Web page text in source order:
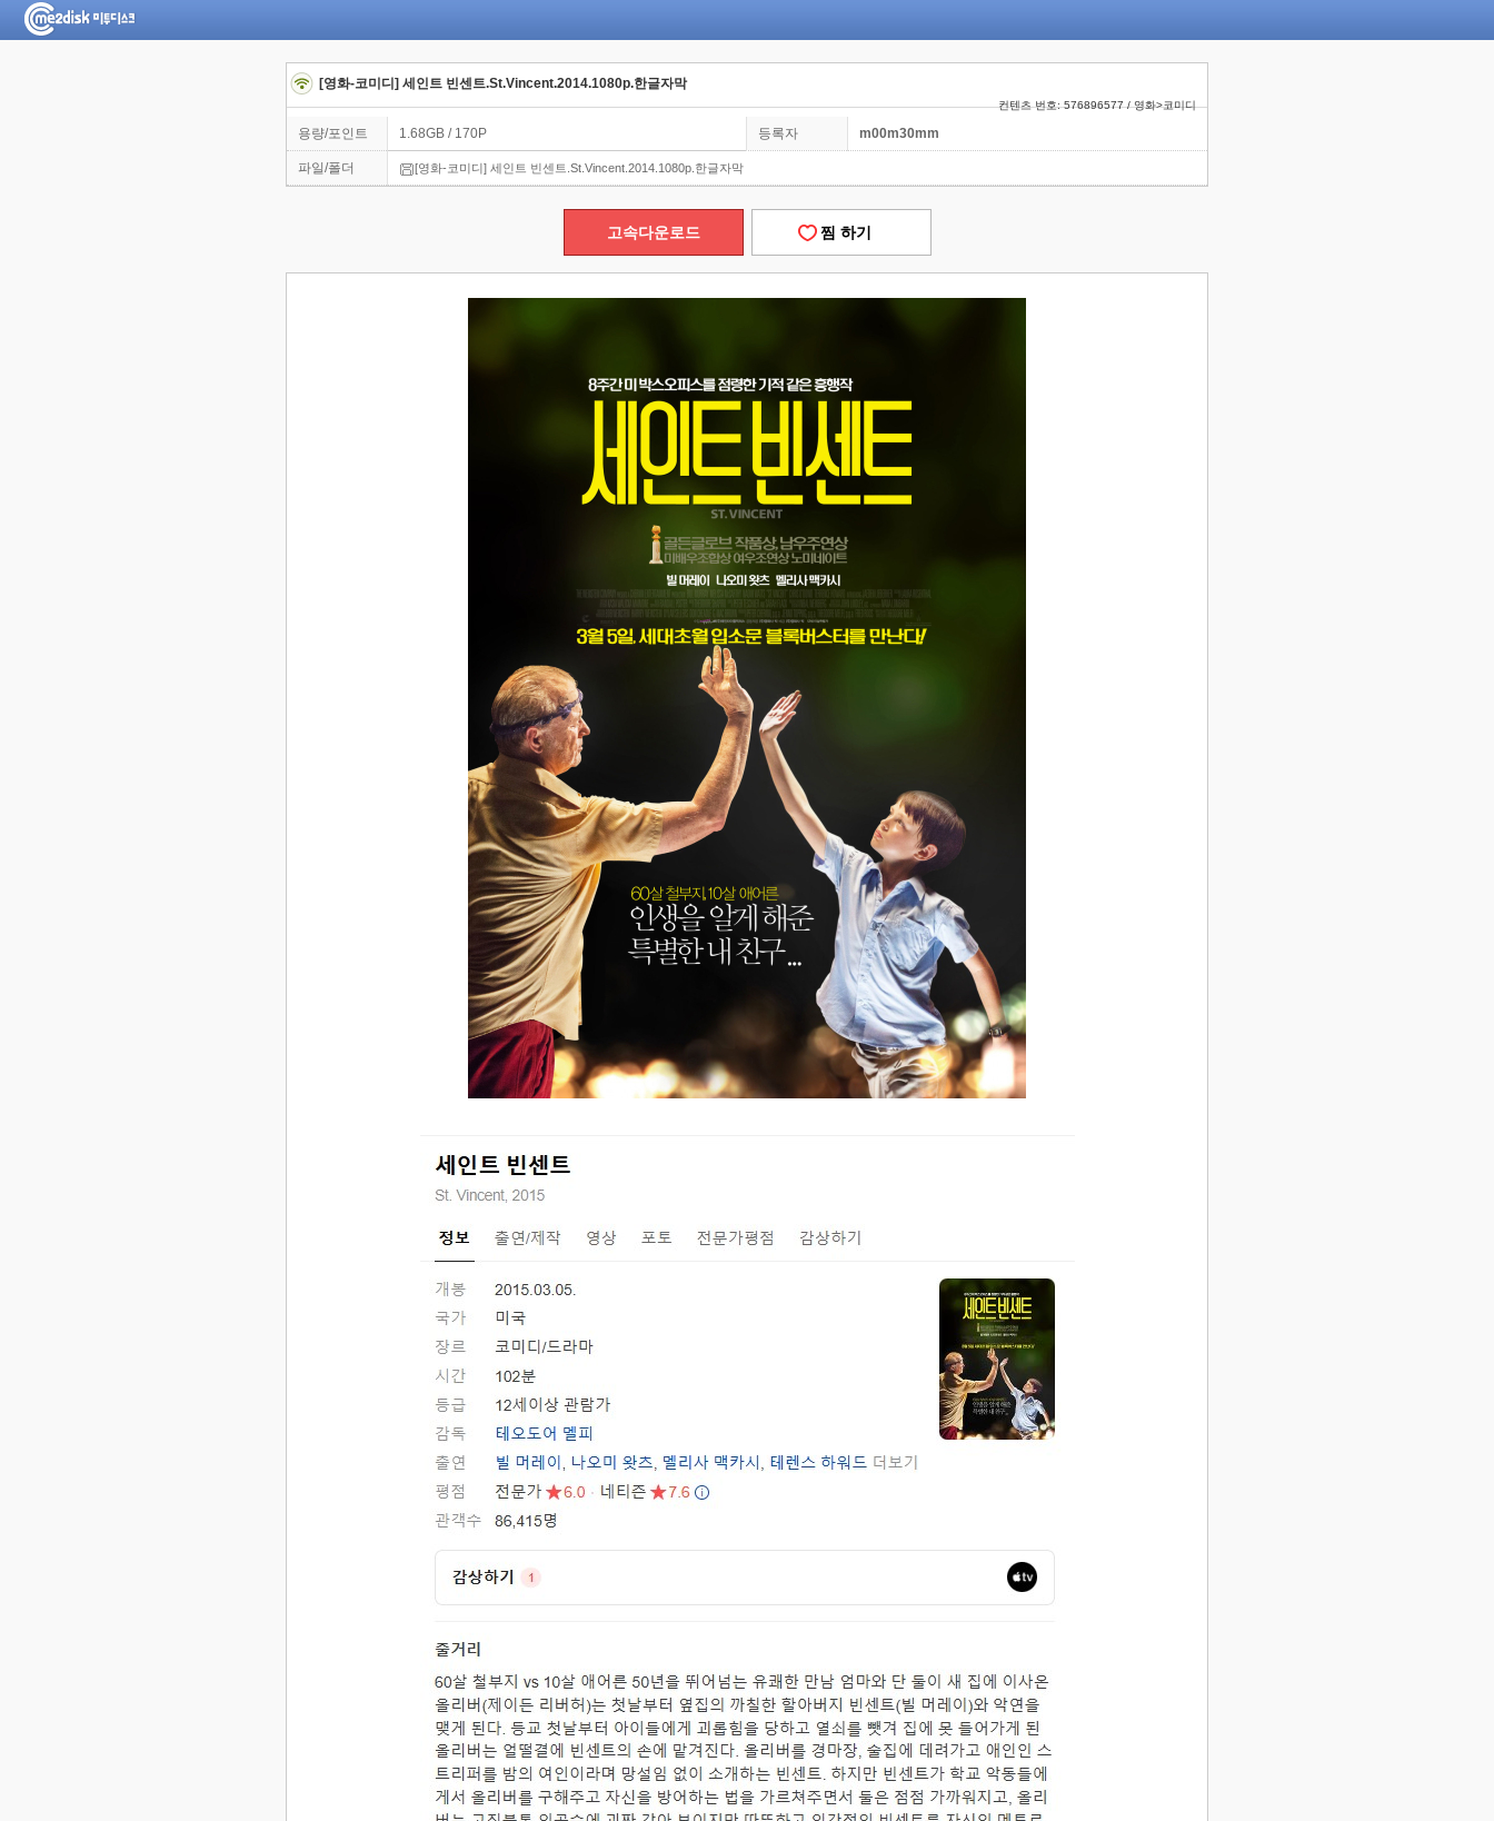
[영화-코미디] 세인트 빈센트.St.Vincent.2014.1080p.한글자막
컨텐츠 번호: 576896577 / 영화>코미디
용량/포인트 1.68GB / 170P 등록자 m00m30mm
파일/폴더 [영화-코미디] 세인트 빈센트.St.Vincent.2014.1080p.한글자막
고속다운로드 찜 하기